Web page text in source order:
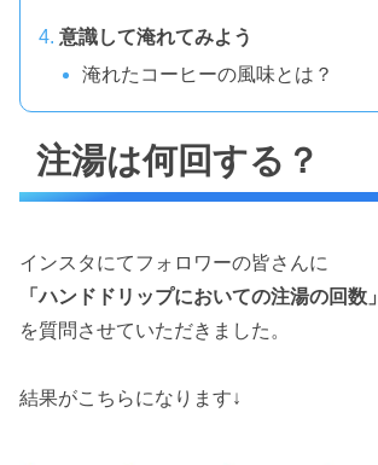
意識して淹れてみよう
淹れたコーヒーの風味とは？
注湯は何回する？
インスタにてフォロワーの皆さんに
「ハンドドリップにおいての注湯の回数」
を質問させていただきました。
結果がこちらになります↓